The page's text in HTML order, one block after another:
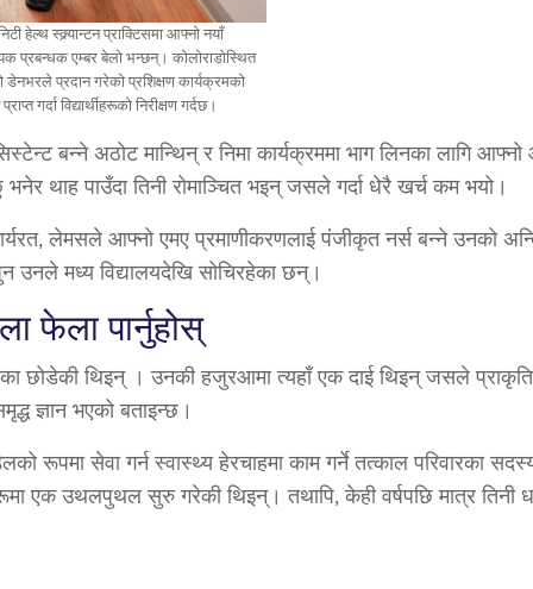
हेल्थ स्क्र्यान्टन प्राक्टिसमा आफ्नो नयाँ
प्रबन्धक एम्बर बेलो भन्छन्। कोलोराडोस्थित
प्रदान गरेको प्रशिक्षण कार्यक्रमको
गर्दा विद्यार्थीहरूको निरीक्षण गर्दछ।
बन्ने अठोट मान्थिन् र निमा कार्यक्रममा भाग लिनका लागि
थाह पाउँदा तिनी रोमाञ्चित भइन् जसले गर्दा धेरै खर्च कम भयो।
लेमसले आफ्नो एमए प्रमाणीकरणलाई पंजीकृत नर्स बन्ने उनको
उनले मध्य विद्यालयदेखि सोचिरहेका छन्।
फेला पार्नुहोस्
छोडेकी थिइन् । उनकी हजुरआमा त्यहाँ एक दाई थिइन् जसले
ज्ञान भएको बताइन्छ।
रूपमा सेवा गर्न स्वास्थ्य हेरचाहमा काम गर्ने तत्काल परिवारका
एक उथलपुथल सुरु गरेकी थिइन्। तथापि, केही वर्षपछि मात्र तिनी